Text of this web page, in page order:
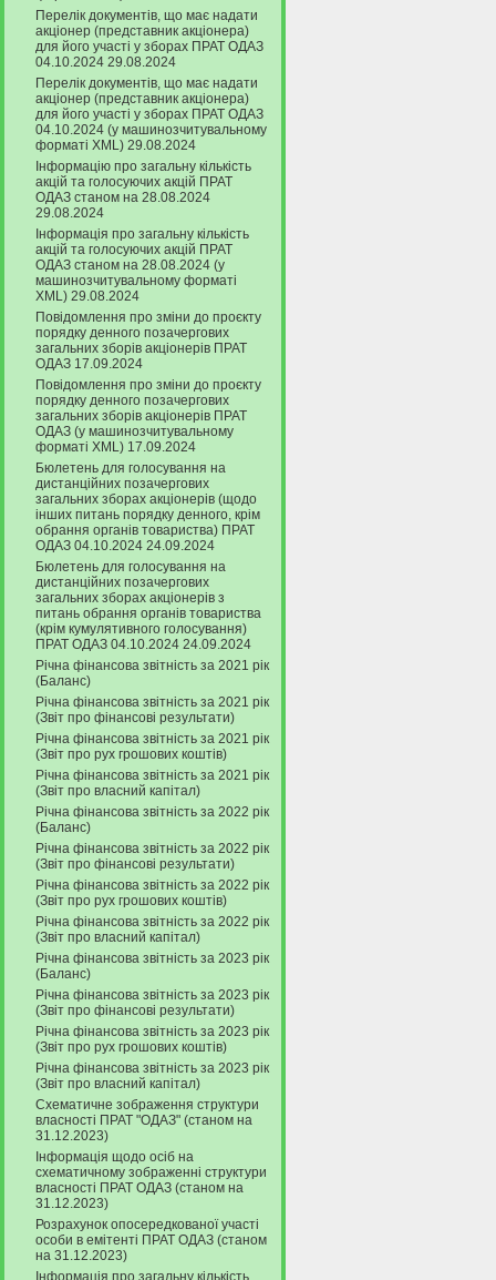
Перелік документів, що має надати
акціонер (представник акціонера)
для його участі у зборах ПРАТ ОДАЗ
04.10.2024 29.08.2024
Перелік документів, що має надати
акціонер (представник акціонера)
для його участі у зборах ПРАТ ОДАЗ
04.10.2024 (у машинозчитувальному
форматі XML) 29.08.2024
Інформацію про загальну кількість
акцій та голосуючих акцій ПРАТ
ОДАЗ станом на 28.08.2024
29.08.2024
Інформація про загальну кількість
акцій та голосуючих акцій ПРАТ
ОДАЗ станом на 28.08.2024 (у
машинозчитувальному форматі
XML) 29.08.2024
Повідомлення про зміни до проєкту
порядку денного позачергових
загальних зборів акціонерів ПРАТ
ОДАЗ 17.09.2024
Повідомлення про зміни до проєкту
порядку денного позачергових
загальних зборів акціонерів ПРАТ
ОДАЗ (у машинозчитувальному
форматі XML) 17.09.2024
Бюлетень для голосування на
дистанційних позачергових
загальних зборах акціонерів (щодо
інших питань порядку денного, крім
обрання органів товариства) ПРАТ
ОДАЗ 04.10.2024 24.09.2024
Бюлетень для голосування на
дистанційних позачергових
загальних зборах акціонерів з
питань обрання органів товариства
(крім кумулятивного голосування)
ПРАТ ОДАЗ 04.10.2024 24.09.2024
Річна фінансова звітність за 2021 рік
(Баланс)
Річна фінансова звітність за 2021 рік
(Звіт про фінансові результати)
Річна фінансова звітність за 2021 рік
(Звіт про рух грошових коштів)
Річна фінансова звітність за 2021 рік
(Звіт про власний капітал)
Річна фінансова звітність за 2022 рік
(Баланс)
Річна фінансова звітність за 2022 рік
(Звіт про фінансові результати)
Річна фінансова звітність за 2022 рік
(Звіт про рух грошових коштів)
Річна фінансова звітність за 2022 рік
(Звіт про власний капітал)
Річна фінансова звітність за 2023 рік
(Баланс)
Річна фінансова звітність за 2023 рік
(Звіт про фінансові результати)
Річна фінансова звітність за 2023 рік
(Звіт про рух грошових коштів)
Річна фінансова звітність за 2023 рік
(Звіт про власний капітал)
Схематичне зображення структури
власності ПРАТ "ОДАЗ" (станом на
31.12.2023)
Інформація щодо осіб на
схематичному зображенні структури
власності ПРАТ ОДАЗ (станом на
31.12.2023)
Розрахунок опосередкованої участі
особи в емітенті ПРАТ ОДАЗ (станом
на 31.12.2023)
Інформація про загальну кількість